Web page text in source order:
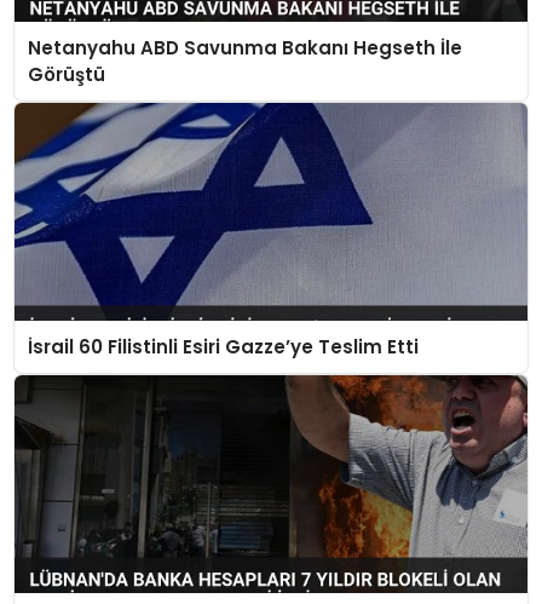
Netanyahu ABD Savunma Bakanı Hegseth İle
Görüştü
İsrail 60 Filistinli Esiri Gazze’ye Teslim Etti